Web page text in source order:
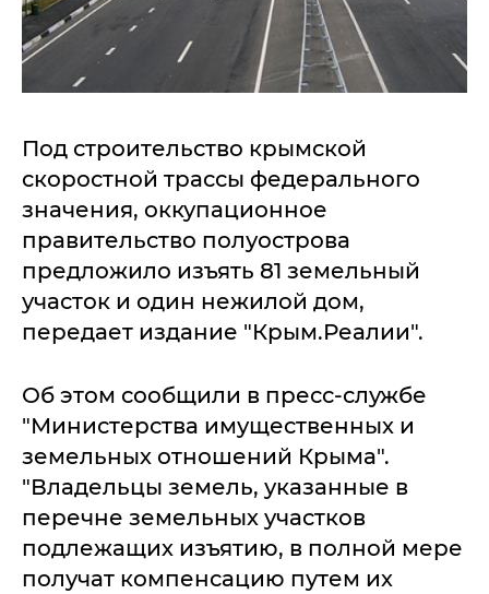
Под строительство крымской
скоростной трассы федерального
значения, оккупационное
правительство полуострова
предложило изъять 81 земельный
участок и один нежилой дом,
передает издание "Крым.Реалии".
Об этом сообщили в пресс-службе
"Министерства имущественных и
земельных отношений Крыма".
"Владельцы земель, указанные в
перечне земельных участков
подлежащих изъятию, в полной мере
получат компенсацию путем их